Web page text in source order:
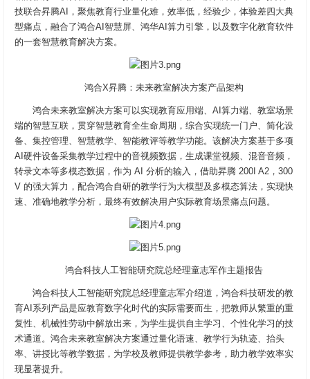
技联合昇腾AI，聚焦教育行业量化难，效率低，经验少，体验差四大典
型痛点，融合了鸿合AI智慧屏、鸿华AI算力引擎，以及数字化教育软件
的一套智慧教育解决方案。
鸿合X昇腾：未来教室解决方案产品架构
鸿合未来教室解决方案可以实现教育应用端、AI算力端、教室场景
端的智慧互联，贯穿智慧教育全生命周期，综合实现统一门户、简化设
备、集控管理、智慧教学、智能教评等教学功能。该解决方案基于多项
AI硬件设备采集教学过程中的音视频数据，生成课堂视频、混音音频，
转录文本等多模态数据，作为 AI 分析的输入，借助昇腾 200I A2，300
V 的强大算力，配合鸿合自研的教学行为大模型及多模态算法，实现快
速、准确地教学分析，最终有效解决用户实际教育场景痛点问题。
鸿合科技人工智能研究院总经理童志军作主题报告
鸿合科技人工智能研究院总经理童志军介绍道，鸿合科技研发的教
育AI系列产品是应教育数字化时代的实际需要而生，把教师从繁重的重
复性、机械性劳动中解放出来，为学生提供自主学习、个性化学习的技
术通道。鸿合未来教室解决方案通过量化语速、教学行为轨迹、抬头
率、讲授比等教学数据，为学校及教师提供教学参考，助力教学效率实
现显著提升。